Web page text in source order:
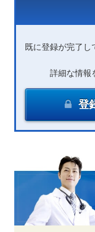
既に登録が完了し
詳細な情報
登